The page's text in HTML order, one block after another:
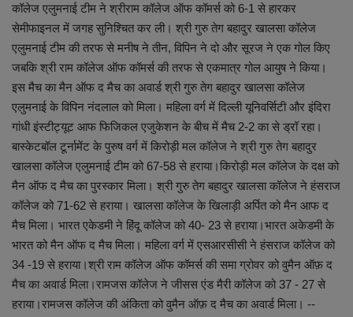
कॉलेज एलुमनाई टीम ने श्रीराम कॉलेज ऑफ कॉमर्स को 6-1 से हारकर
सेमीफाइनल में जगह सुनिश्चित कर ली। श्री गुरु तेग बहादुर खालसा कॉलेज
एलुमनाई टीम की तरफ से मनीष ने तीन, विपिन ने दो और सूरज ने एक गोल किए
जबकि श्री राम कॉलेज ऑफ कॉमर्स की तरफ से एकमात्र गोल आयुष ने किया।
इस मैच का मैन ऑफ द मैच का अवार्ड श्री गुरु तेग बहादुर खालसा कॉलेज
एलुमनाई के विपिन नंदलाल को मिला। महिला वर्ग में दिल्ली यूनिवर्सिटी और इंदिरा
गांधी इंस्टीट्यूट आफ फिजिकल एजुकेशन के बीच में मैच 2-2 का से ड्रॉ रहा।
बास्केटबॉल टूर्नामेंट के पुरुष वर्ग में किरोड़ी मल कॉलेज ने श्री गुरु तेग बहादुर
खालसा कॉलेज एलुमनाई टीम को 67-58 से हराया।किरोड़ी मल कॉलेज के दक्ष को
मैन ऑफ द मैच का पुरस्कार मिला। श्री गुरु तेग बहादुर खालसा कॉलेज ने हंसराज
कॉलेज को 71-62 से हराया। खालसा कॉलेज के खिलाड़ी अर्पित को मैन आफ द
मैच मिला। भारत एकेडमी ने हिंदू कॉलेज को 40- 23 से हराया।भारत अकेडमी के
भारत को मैन ऑफ द मैच मिला। महिला वर्ग में एसआरसीसी ने हंसराज कॉलेज को
34 -19 से हराया।श्री राम कॉलेज ऑफ कॉमर्स की समा ग्रोवर को वुमैन ऑफ़ द
मैच का अवार्ड मिला।रामजस कॉलेज ने जीसस एंड मैरी कॉलेज को 37 - 27 से
हराया।रामजस कॉलेज की अंकिता को वुमैन ऑफ़ द मैच का अवार्ड मिला। --